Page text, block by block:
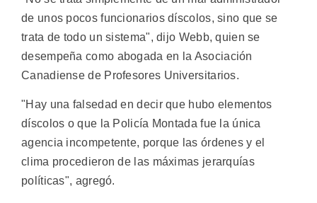
de unos pocos funcionarios díscolos, sino que se
trata de todo un sistema", dijo Webb, quien se
desempeña como abogada en la Asociación
Canadiense de Profesores Universitarios.
"Hay una falsedad en decir que hubo elementos
díscolos o que la Policía Montada fue la única
agencia incompetente, porque las órdenes y el
clima procedieron de las máximas jerarquías
políticas", agregó.